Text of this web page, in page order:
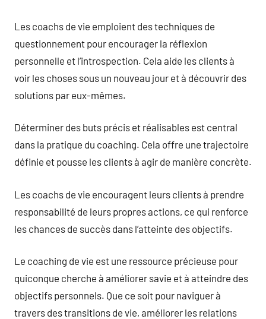
Les coachs de vie emploient des techniques de
questionnement pour encourager la réflexion
personnelle et l’introspection. Cela aide les clients à
voir les choses sous un nouveau jour et à découvrir des
solutions par eux-mêmes.
Déterminer des buts précis et réalisables est central
dans la pratique du coaching. Cela offre une trajectoire
définie et pousse les clients à agir de manière concrète.
Les coachs de vie encouragent leurs clients à prendre
responsabilité de leurs propres actions, ce qui renforce
les chances de succès dans l’atteinte des objectifs.
Le coaching de vie est une ressource précieuse pour
quiconque cherche à améliorer savie et à atteindre des
objectifs personnels. Que ce soit pour naviguer à
travers des transitions de vie, améliorer les relations